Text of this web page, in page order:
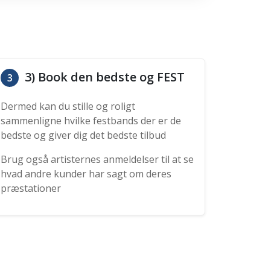
3 3) Book den bedste og FEST
Dermed kan du stille og roligt
sammenligne hvilke festbands der er de
bedste og giver dig det bedste tilbud
Brug også artisternes anmeldelser til at se
hvad andre kunder har sagt om deres
præstationer